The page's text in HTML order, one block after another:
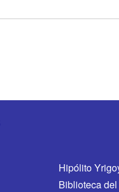
Hipólito
Biblioteca